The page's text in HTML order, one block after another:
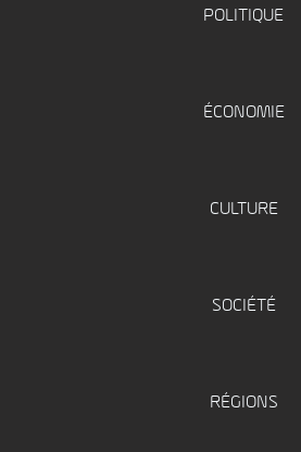
POLITIQUE
ÉCONOMIE
CULTURE
SOCIÉTÉ
RÉGIONS